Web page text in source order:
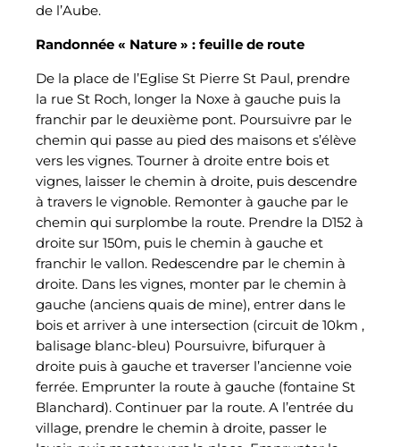
de l’Aube.
Randonnée « Nature » : feuille de route
De la place de l’Eglise St Pierre St Paul, prendre
la rue St Roch, longer la Noxe à gauche puis la
franchir par le deuxième pont. Poursuivre par le
chemin qui passe au pied des maisons et s’élève
vers les vignes. Tourner à droite entre bois et
vignes, laisser le chemin à droite, puis descendre
à travers le vignoble. Remonter à gauche par le
chemin qui surplombe la route. Prendre la D152 à
droite sur 150m, puis le chemin à gauche et
franchir le vallon. Redescendre par le chemin à
droite. Dans les vignes, monter par le chemin à
gauche (anciens quais de mine), entrer dans le
bois et arriver à une intersection (circuit de 10km ,
balisage blanc-bleu) Poursuivre, bifurquer à
droite puis à gauche et traverser l’ancienne voie
ferrée. Emprunter la route à gauche (fontaine St
Blanchard). Continuer par la route. A l’entrée du
village, prendre le chemin à droite, passer le